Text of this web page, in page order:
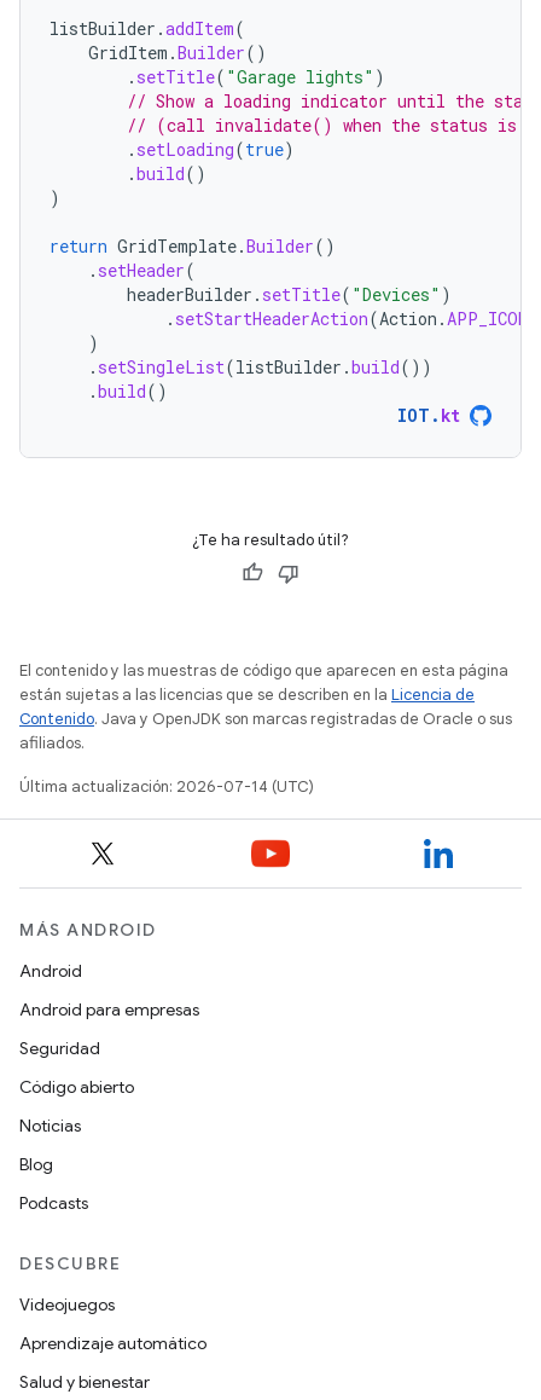
listBuilder .addItem(
GridItem .Builder()
. setTitle( "Garage lights" )
// Show a loading indicator until the
// (call invalidate() when the status is
. setLoading(true)
.build()
)
return GridTemplate.Builder()
. setHeader(
headerBuilder . setTitle( "Devices" )
. setStartHeaderAction(Action .APP_ICON
)
. setSingleList(listBuilder .build())
.build()
IOT . kt
¿Te ha resultado útil?
El contenido y las muestras de código que aparecen en esta página
están sujetas a las licencias que se describen en la Licencia de
Contenido. Java y OpenJDK son marcas registradas de Oracle o sus
afiliados.
Última actualización: 2026-07-14 (UTC)
MÁS ANDROID
Android
Android para empresas
Seguridad
Código abierto
Noticias
Blog
Podcasts
DESCUBRE
Videojuegos
Aprendizaje automático
Salud y bienestar